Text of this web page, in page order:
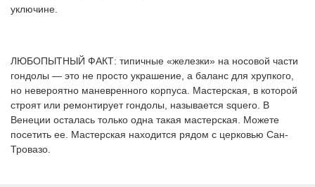
уключине.
ЛЮБОПЫТНЫЙ ФАКТ: типичные «железки» на носовой части
гондолы — это не просто украшение, а баланс для хрупкого,
но невероятно маневренного корпуса. Мастерская, в которой
строят или ремонтирует гондолы, называется squero. В
Венеции осталась только одна такая мастерская. Можете
посетить ее. Мастерская находится рядом с церковью Сан-
Тровазо.